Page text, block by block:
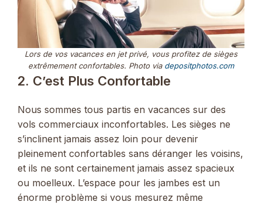
Lors de vos vacances en jet privé, vous profitez de sièges
extrêmement confortables. Photo via depositphotos.com
2. C’est Plus Confortable
Nous sommes tous partis en vacances sur des
vols commerciaux inconfortables. Les sièges ne
s’inclinent jamais assez loin pour devenir
pleinement confortables sans déranger les voisins,
et ils ne sont certainement jamais assez spacieux
ou moelleux. L’espace pour les jambes est un
énorme problème si vous mesurez même